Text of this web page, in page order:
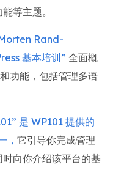
等主题。
Rand-
基本培训” 全面概
功能，包括管理多语
是 WP101 提供的
， 它引导你完成管理
向你介绍该平台的基